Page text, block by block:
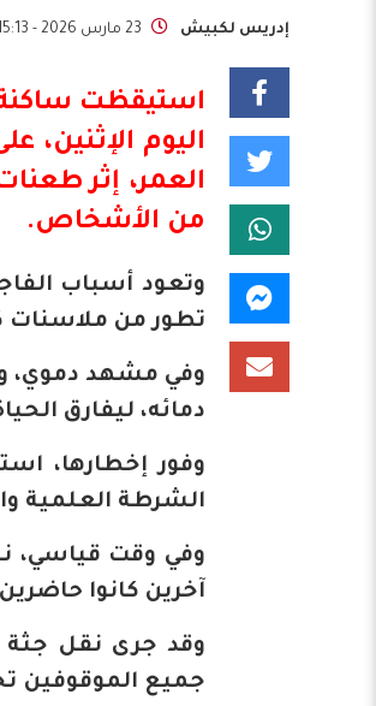
إدريس لكبيش 23 مارس 2026 - 15:13
​استيقظت ساكنة
اليوم
العمر، إثر
من الأشخاص.
​وتعود أسباب
تطور من ملاسنات
وفي مشهد دموي،
دمائه، ليفارق
​وفور إخطارها،
الشرطة العلمية
وفي وقت قياسي،
آخرين كانوا
​وقد جرى نقل جثة
جميع الموقوفين